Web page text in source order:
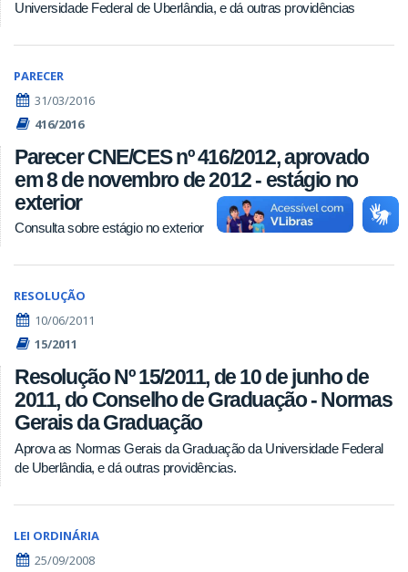
Universidade Federal de Uberlândia, e dá outras providências
PARECER
31/03/2016
416/2016
Parecer CNE/CES nº 416/2012, aprovado
em 8 de novembro de 2012 - estágio no
exterior
Consulta sobre estágio no exterior
RESOLUÇÃO
10/06/2011
15/2011
Resolução Nº 15/2011, de 10 de junho de
2011, do Conselho de Graduação - Normas
Gerais da Graduação
Aprova as Normas Gerais da Graduação da Universidade Federal
de Uberlândia, e dá outras providências.
LEI ORDINÁRIA
25/09/2008